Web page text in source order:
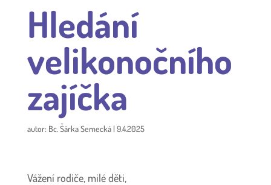
Hledání
velikonočního
zajíčka
autor: Bc. Šárka Semecká| 9.4.2025
Vážení rodiče, milé děti,